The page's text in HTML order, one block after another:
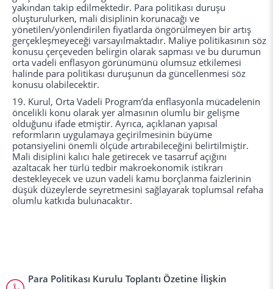
yakından takip edilmektedir. Para politikası duruşu
oluşturulurken, mali disiplinin korunacağı ve
yönetilen/yönlendirilen fiyatlarda öngörülmeyen bir artış
gerçekleşmeyeceği varsayılmaktadır. Maliye politikasının söz
konusu çerçeveden belirgin olarak sapması ve bu durumun
orta vadeli enflasyon görünümünü olumsuz etkilemesi
halinde para politikası duruşunun da güncellenmesi söz
konusu olabilecektir.
19. Kurul, Orta Vadeli Program’da enflasyonla mücadelenin
öncelikli konu olarak yer almasının olumlu bir gelişme
olduğunu ifade etmiştir. Ayrıca, açıklanan yapısal
reformların uygulamaya geçirilmesinin büyüme
potansiyelini önemli ölçüde artırabileceğini belirtilmiştir.
Mali disiplini kalıcı hale getirecek ve tasarruf açığını
azaltacak her türlü tedbir makroekonomik istikrarı
destekleyecek ve uzun vadeli kamu borçlanma faizlerinin
düşük düzeylerde seyretmesini sağlayarak toplumsal refaha
olumlu katkıda bulunacaktır.
Para Politikası Kurulu Toplantı Özetine İlişkin